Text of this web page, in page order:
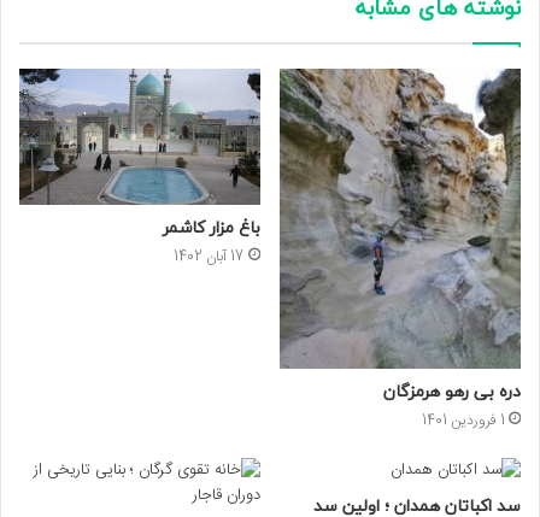
نوشته های مشابه
دره بی رهو هرمزگان
1 فروردین 1401
باغ مزار کاشمر
17 آبان 1402
سد اکباتان همدان ؛ اولین سد